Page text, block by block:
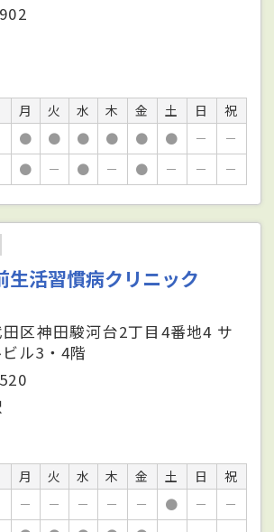
月 火 水 木 金 土 日
祝
● ● ● ● ● ● －
－
● － ● － ● － － －
生活習慣病クリニック
区神田駿河台2丁目4番地4 サ
ル3・4階
月 火 水 木 金 土 日
祝
－ － － － － ● －
－